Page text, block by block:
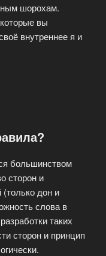
шорохам.
вы
внутреннее я и
большинством
сторон и
дон и
слова в
таких
сторон и принцип